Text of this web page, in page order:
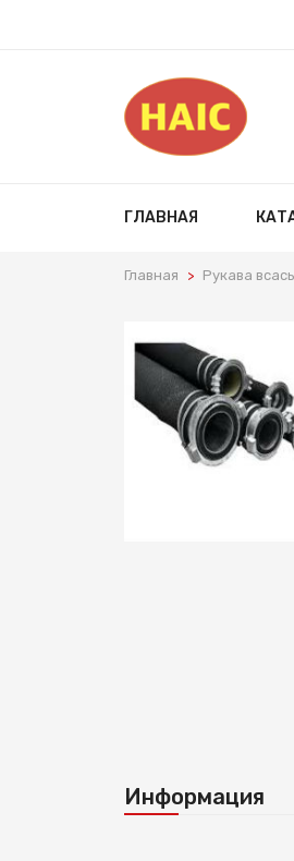
ГЛАВНАЯ
Главная Рукава
Информация